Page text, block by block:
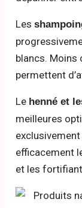
Les
blancs. Moins
permettent
Le henné et
meilleures
efficacement
et les